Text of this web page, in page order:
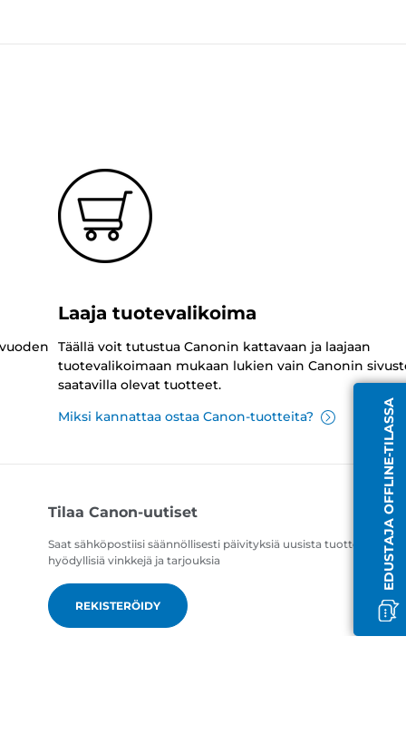
EDUSTAJA OFFLINE-TILASSA
Laaja tuotevalikoima
Täällä voit tutustua Canonin kattavaan ja laajaan
tuotevalikoimaan mukaan lukien vain Canonin
saatavilla olevat tuotteet.
Miksi kannattaa ostaa Canon-tuotteita?
Tilaa Canon-uutiset
Saat sähköpostiisi säännöllisesti päivityksiä uusista tuotteista,
hyödyllisiä vinkkejä ja tarjouksia
REKISTERÖIDY